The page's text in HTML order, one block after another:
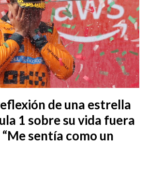
de una estrella
1 sobre su vida fuera
sentía como un